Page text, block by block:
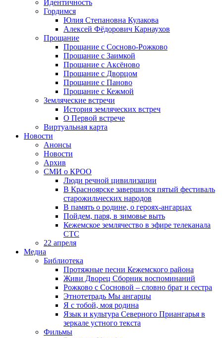
Идентичность
Гордимся
Юлия Степановна Кулакова
Алексей Фёдорович Карнаухов
Прощание
Прощание с Сосново-Рожково
Прощание с Заимкой
Прощание с Аксёново
Прощание с Дворцом
Прощание с Паново
Прощание с Кежмой
Земляческие встречи
История земляческих встреч
О Первой встрече
Виртуальная карта
Новости
Анонсы
Новости
Архив
СМИ о КРОО
Люди речной цивилизации
В Красноярске завершился пятый фестиваль
старожильческих народов
В память о родине, о героях-ангарцах
Пойдем, паря, в зимовье выть
Кежемское землячество в эфире телеканала
СТС
22 апреля
Медиа
Библиотека
Протяжные песни Кежемского района
Живи Дворец Сборник воспоминаний
Рожково с Сосновой – словно брат и сестра
Этнотетрадь Мы ангарцы
Я с тобой, моя родина
Язык и культура Северного Приангарья в
зеркале устного текста
Фильмы